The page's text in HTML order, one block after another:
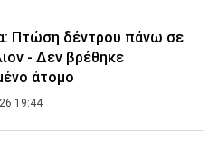
Πτώση δέντρου πάνω σε
- Δεν βρέθηκε
άτομο
19:44